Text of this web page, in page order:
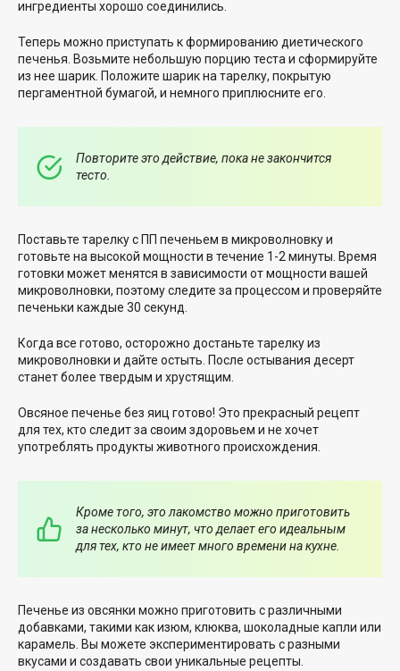
ингредиенты хорошо соединились.
Теперь можно приступать к формированию диетического
печенья. Возьмите небольшую порцию теста и сформируйте
из нее шарик. Положите шарик на тарелку, покрытую
пергаментной бумагой, и немного приплюсните его.
Повторите это действие, пока не закончится
тесто.
Поставьте тарелку с ПП печеньем в микроволновку и
готовьте на высокой мощности в течение 1-2 минуты. Время
готовки может менятся в зависимости от мощности вашей
микроволновки, поэтому следите за процессом и проверяйте
печеньки каждые 30 секунд.
Когда все готово, осторожно достаньте тарелку из
микроволновки и дайте остыть. После остывания десерт
станет более твердым и хрустящим.
Овсяное печенье без яиц готово! Это прекрасный рецепт
для тех, кто следит за своим здоровьем и не хочет
употреблять продукты животного происхождения.
Кроме того, это лакомство можно приготовить
за несколько минут, что делает его идеальным
для тех, кто не имеет много времени на кухне.
Печенье из овсянки можно приготовить с различными
добавками, такими как изюм, клюква, шоколадные капли или
карамель. Вы можете экспериментировать с разными
вкусами и создавать свои уникальные рецепты.